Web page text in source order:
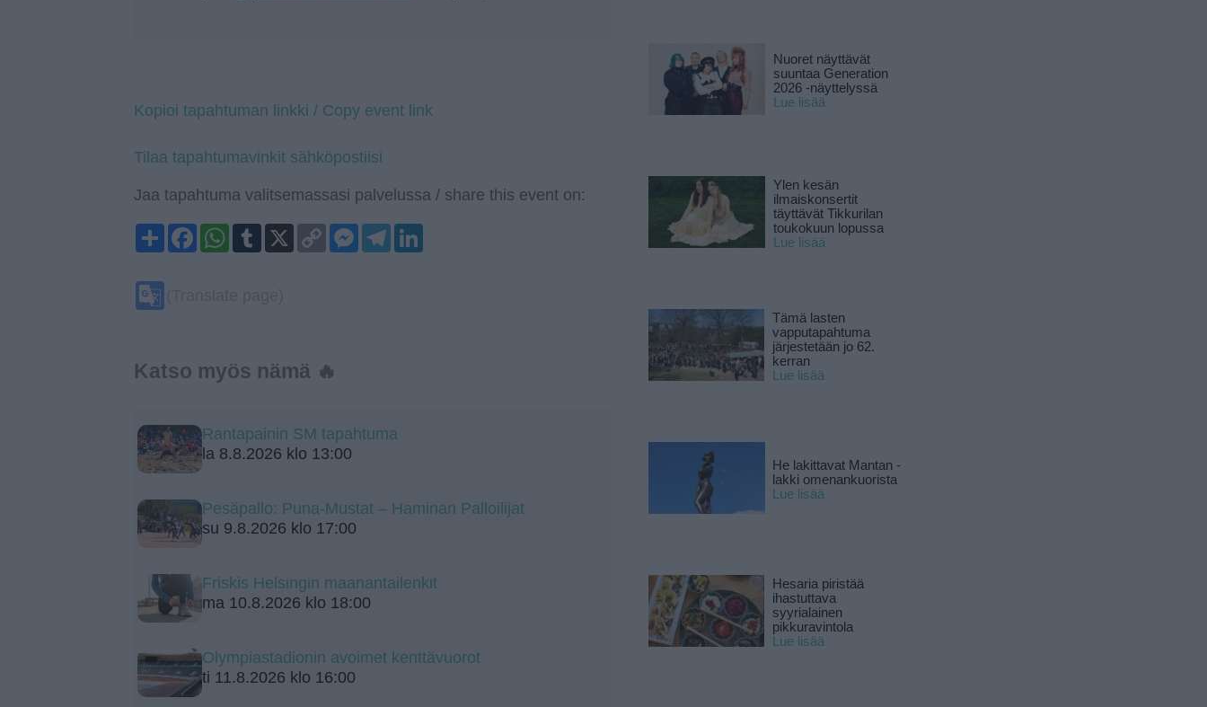
Kopioi tapahtuman linkki / Copy event link
Tilaa tapahtumavinkit sähköpostiisi
Jaa tapahtuma valitsemassasi palvelussa / share this event on:
ShareFacebookWhatsApp
Tumblr
X
Copy
Link
Messenger
Telegram
Katso myös nämä 🔥
Rantapainin SM tapahtuma
la 8.8.2026 klo 13:00
Pesäpallo: Puna-Mustat – Haminan Palloilijat
su 9.8.2026 klo 17:00
Friskis Helsingin maanantailenkit
ma 10.8.2026 klo 18:00
Olympiastadionin avoimet kenttävuorot
ti 11.8.2026 klo 16:00
Nuoret näyttävät
suuntaa Generation
2026 -näyttelyssä
Lue lisää
Ylen kesän
ilmaiskonsertit
täyttävät Tikkurilan
toukokuun lopussa
Lue lisää
Tämä lasten
vapputapahtuma
järjestetään jo 62.
kerran
Lue lisää
He lakittavat Mantan -
lakki omenankuorista
Lue lisää
Hesaria piristää
ihastuttava
syyrialainen
pikkuravintola
Lue lisää